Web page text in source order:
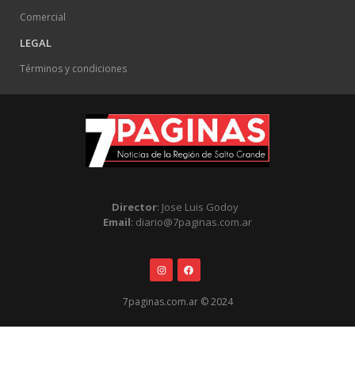
Comercial
LEGAL
Términos y condiciones
Director: Jose Luis Godoy
Email: diario@7paginas.com.ar
7paginas.com.ar © 2024